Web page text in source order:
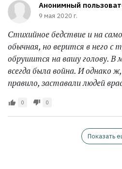
Анонимный
9 мая 2020 г.
Стихийное бедствие и на
обычная, но верится в него с
обрушится на вашу голову. В
всегда была война. И однако
правило, заставали людей
0 0
Показать